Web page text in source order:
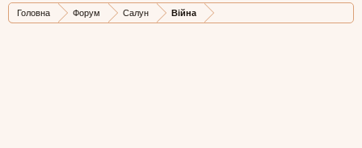
Головна Форум Салун Війна